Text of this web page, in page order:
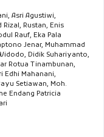
Asri Agustiwi,
Rizal, Rustan, Enis
Rauf, Eka Pala
Jenar, Muhammad
Didik Suhariyanto,
Rotua Tinambunan,
Edhi Mahanani,
Setiawan, Moh.
Endang Patricia